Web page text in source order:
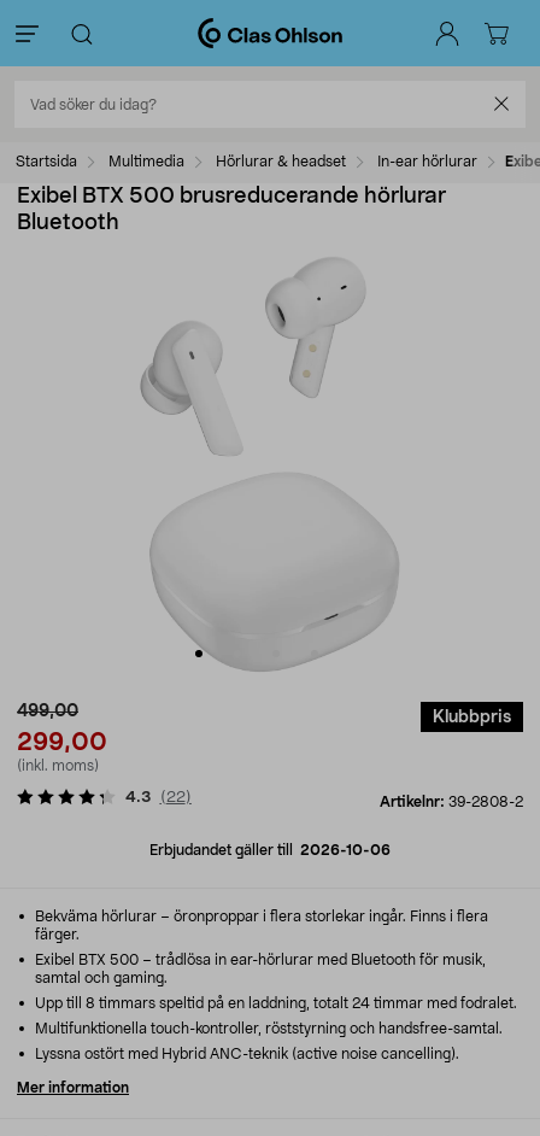
Startsida Multimedia Hörlurar & headset In-ear hörlurar
Exibel BTX 500 brusreducerande hörlurar
Bluetooth
499,00
299,00
(inkl. moms)
Klubbpris
Artikelnr: 39-2808-2
4.3 ( 22)
Erbjudandet gäller till 2026-10-06
Bekväma hörlurar – öronproppar i flera storlekar ingår. Finns i flera
färger.
Exibel BTX 500 – trådlösa in ear-hörlurar med Bluetooth för musik,
samtal och gaming.
Upp till 8 timmars speltid på en laddning, totalt 24 timmar med fodralet.
Multifunktionella touch-kontroller, röststyrning och handsfree-samtal.
Lyssna ostört med Hybrid ANC-teknik (active noise cancelling).
Mer information